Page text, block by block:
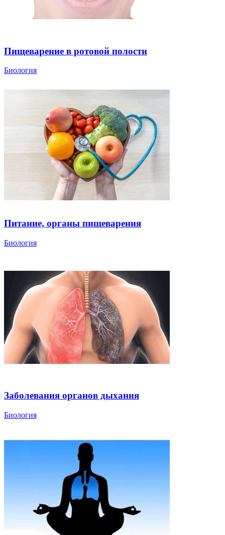
Пищеварение в ротовой полости
Биология
Питание, органы пищеварения
Биология
Заболевания органов дыхания
Биология